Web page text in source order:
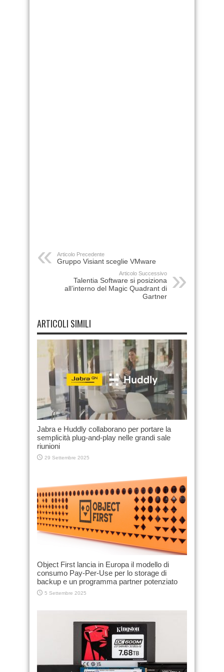
Articolo Precedente
Gruppo Visiant sceglie VMware
Articolo Successivo
Talentia Software si posiziona
all’interno del Magic Quadrant di
Gartner
ARTICOLI SIMILI
Jabra e Huddly collaborano per portare la
semplicità plug-and-play nelle grandi sale
riunioni
29 Settembre 2025
Object First lancia in Europa il modello di
consumo Pay-Per-Use per lo storage di
backup e un programma partner potenziato
5 Settembre 2025